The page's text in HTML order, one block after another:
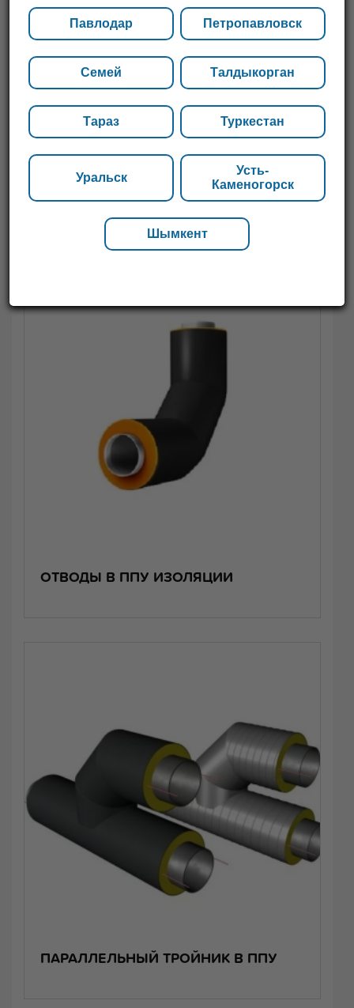
ОТВОДЫ В ППУ ИЗОЛЯЦИИ
ПАРАЛЛЕЛЬНЫЙ ТРОЙНИК В ППУ
Павлодар Петропавловск
Семей Талдыкорган
Тараз Туркестан
Уральск
Усть-
Каменогорск
Шымкент